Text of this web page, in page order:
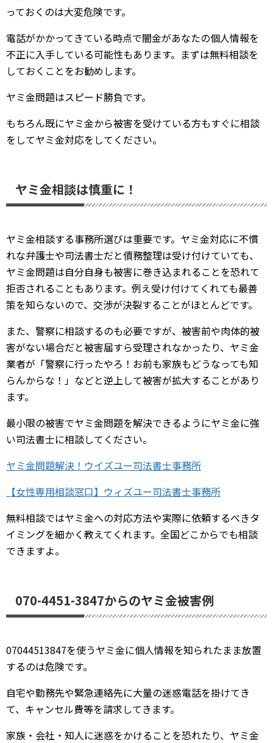
っておくのは大変危険です。
電話がかかってきている時点で闇金があなたの個人情報を
不正に入手している可能性もあります。まずは無料相談を
しておくことをお勧めします。
ヤミ金問題はスピード勝負です。
もちろん既にヤミ金から被害を受けている方もすぐに相談
をしてヤミ金対応をしてください。
ヤミ金相談は慎重に！
ヤミ金相談する事務所選びは重要です。ヤミ金対応に不慣
れな弁護士や司法書士だと債務整理は受け付けていても、
ヤミ金問題は自分自身も被害に巻き込まれることを恐れて
拒否されることもあります。例え受け付けてくれても最善
策を知らないので、交渉が決裂することがほとんどです。
また、警察に相談するのも必要ですが、被害前や肉体的被
害がない場合だと被害届すら受理されなかったり、ヤミ金
業者が「警察に行ったやろ！お前も家族もどうなっても知
らんからな！」などと逆上して被害が拡大することがあり
ます。
最小限の被害でヤミ金問題を解決できるようにヤミ金に強
い司法書士に相談してください。
ヤミ金問題解決！ウイズユー司法書士事務所
【女性専用相談窓口】ウィズユー司法書士事務所
無料相談ではヤミ金への対応方法や実際に依頼するべきタ
イミングを細かく教えてくれます。全国どこからでも相談
できますよ。
070-4451-3847からのヤミ金被害例
07044513847を使うヤミ金に個人情報を知られたまま放置
するのは危険です。
自宅や勤務先や緊急連絡先に大量の迷惑電話を掛けてき
て、キャンセル費等を請求してきます。
家族・会社・知人に迷惑をかけることを恐れたり、ヤミ金